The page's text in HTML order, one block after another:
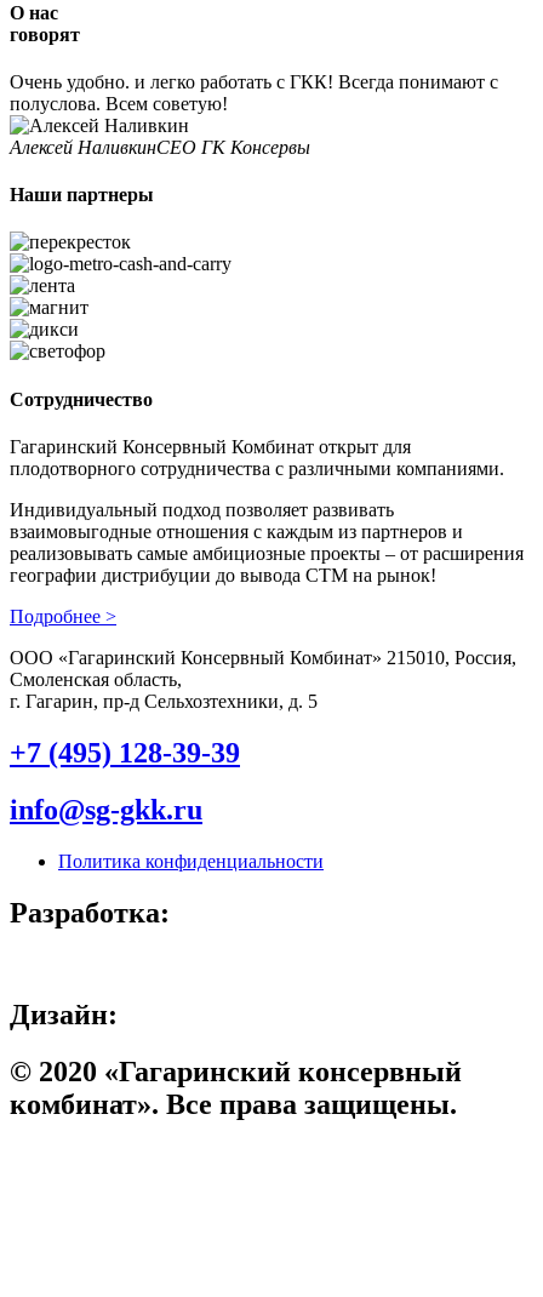
О нас
говорят
Очень удобно. и легко работать с ГКК! Всегда понимают с
полуслова. Всем советую!
Алексей НаливкинCEO ГК Консервы
Наши партнеры
Сотрудничество
Гагаринский Консервный Комбинат открыт для
плодотворного сотрудничества с различными компаниями.
Индивидуальный подход позволяет развивать
взаимовыгодные отношения с каждым из партнеров и
реализовывать самые амбициозные проекты – от расширения
географии дистрибуции до вывода СТМ на рынок!
Подробнее >
ООО «Гагаринский Консервный Комбинат» 215010, Россия,
Смоленская область,
г. Гагарин, пр-д Сельхозтехники, д. 5
+7 (495) 128-39-39
info@sg-gkk.ru
Политика конфиденциальности
Разработка:
Дизайн:
© 2020 «Гагаринский консервный
комбинат». Все права защищены.